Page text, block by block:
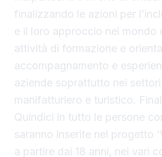
finalizzando le azioni per
e il loro approccio nel mondo
attività di formazione e
accompagnamento e
aziende soprattutto nei
manifatturiero e turistico.
Quindici in tutto le persone
saranno inserite nel progetto
a partire dai 18 anni, nei vari